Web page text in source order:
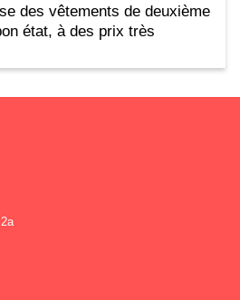
des vêtements de deuxième
état, à des prix très